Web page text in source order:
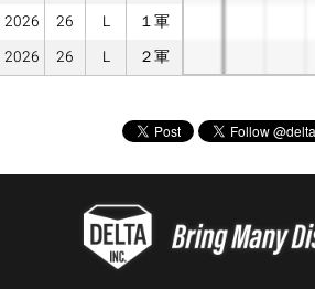
2026
26 L
１軍
2026
26 L ２軍